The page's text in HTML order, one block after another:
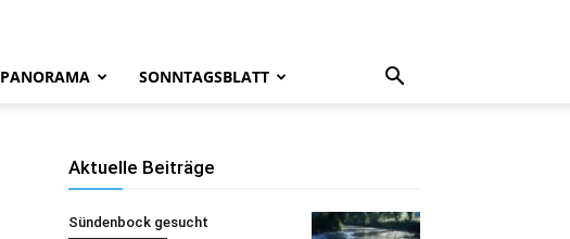
PANORAMA SONNTAGSBLATT
Aktuelle Beiträge
Sündenbock gesucht